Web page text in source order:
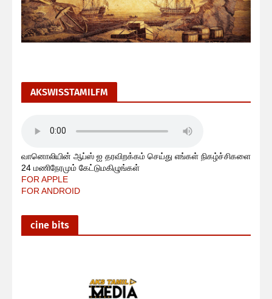
AKSWISSTAMILFM
வானொலியின் ஆப்ஸ் ஐ தரவிறக்கம் செய்து எங்கள் நிகழ்ச்சிகளை
24 மணிநேரமும் கேட்டுமகிழுங்கள்
FOR APPLE
FOR ANDROID
cine bits